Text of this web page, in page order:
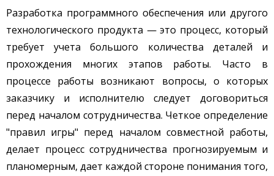
Разработка программного обеспечения или другого
технологического продукта — это процесс, который
требует учета большого количества деталей и
прохождения многих этапов работы. Часто в
процессе работы возникают вопросы, о которых
заказчику и исполнителю следует договориться
перед началом сотрудничества. Четкое определение
"правил игры" перед началом совместной работы,
делает процесс сотрудничества прогнозируемым и
планомерным, дает каждой стороне понимания того,